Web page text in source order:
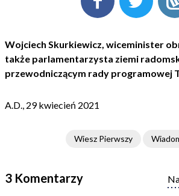
Wojciech Skurkiewicz, wiceminister
także parlamentarzysta ziemi
przewodniczącym rady programowej
A.D., 29 kwiecień 2021
Wiesz Pierwszy
3 Komentarzy